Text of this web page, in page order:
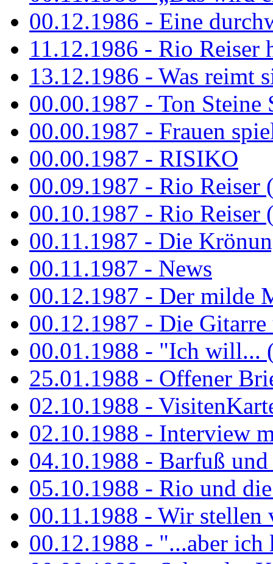
00.12.1986 - Eine
11.12.1986 - Rio Reiser
13.12.1986 - Was reimt
00.00.1987 - Ton Steine
00.00.1987 - Frauen
00.00.1987 - RISIKO
00.09.1987 - Rio Reiser
00.10.1987 - Rio Reiser
00.11.1987 - Die
00.11.1987 - News
00.12.1987 - Der milde
00.12.1987 - Die Gitarre
00.01.1988 - "Ich will...
25.01.1988 - Offener
02.10.1988 -
02.10.1988 - Interview
04.10.1988 - Barfuß und
05.10.1988 - Rio und
00.11.1988 - Wir stellen
00.12.1988 - "...aber ich